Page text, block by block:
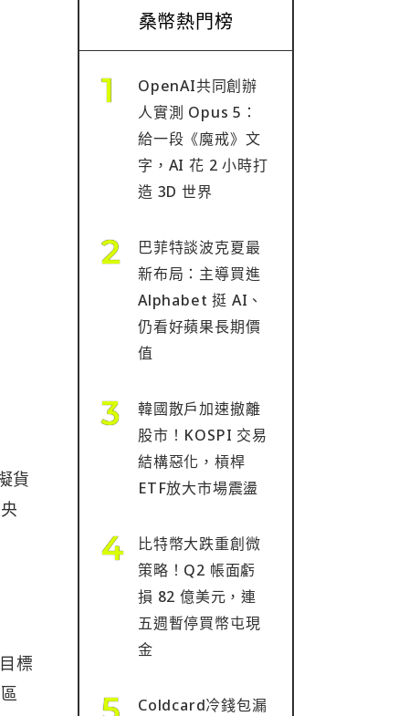
貨
標
桑幣熱門榜
OpenAI共同創辦
人實測 Opus 5：
給一段《魔戒》文
字，AI 花 2 小時打
造 3D 世界
巴菲特談波克夏最
新布局：主導買進
Alphabet 挺 AI、
仍看好蘋果長期價
值
韓國散戶加速撤離
股市！KOSPI 交易
結構惡化，槓桿
ETF放大市場震盪
比特幣大跌重創微
策略！Q2 帳面虧
損 82 億美元，連
五週暫停買幣屯現
金
Coldcard冷錢包漏